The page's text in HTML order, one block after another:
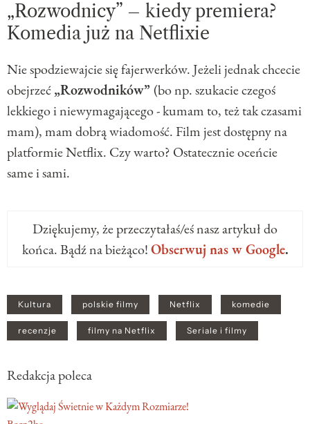
„Rozwodnicy” – kiedy premiera?
Komedia już na Netflixie
Nie spodziewajcie się fajerwerków. Jeżeli jednak chcecie
obejrzeć„Rozwodników” (bo np. szukacie czegoś
lekkiego i niewymagającego - kumam to, też tak czasami
mam), mam dobrą wiadomość. Film jest dostępny na
platformie Netflix. Czy warto? Ostatecznie oceńcie
same i sami.
Dziękujemy, że przeczytałaś/eś nasz artykuł do
końca. Bądź na bieżąco!Obserwuj nas w Google.
Kultura polskie filmy Netflix komedie
recenzje filmy na Netflix Seriale i filmy
Redakcja poleca